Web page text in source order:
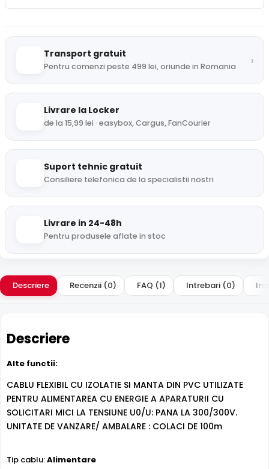
Transport gratuit
Pentru comenzi peste 499 lei, oriunde in Romania ›
Livrare la Locker
de la 15,99 lei · easybox, Cargus, FanCourier
Suport tehnic gratuit
Consiliere telefonica de la specialistii nostri
Livrare in 24-48h
Pentru produsele aflate in stoc
Descriere Recenzii (0) FAQ (1) Intrebari (0)
Descriere
Alte functii:
CABLU FLEXIBIL CU IZOLATIE SI MANTA DIN PVC UTILIZATE
PENTRU ALIMENTAREA CU ENERGIE A APARATURII CU
SOLICITARI MICI LA TENSIUNE U0/U: PANA LA 300/300V.
UNITATE DE VANZARE/ AMBALARE : COLACI DE 100m
Tip cablu:Alimentare